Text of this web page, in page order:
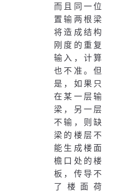
而且同一位
置输两根梁
将造成结构
刚度的重复
输入，计算
也不准。但
是，如果只
在某一层输
梁，另一层
不输，则缺
梁的楼层不
能生成楼面
檐口处的楼
板，传导不
了楼面荷